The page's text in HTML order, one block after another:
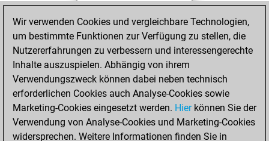
solving
Studies
Mittwoch, März
13, 2024
You created
your Studies account
Studies
Samstag,
Juni 17, 2023
Wir verwenden Cookies und vergleichbare Technologien,
um bestimmte Funktionen zur Verfügung zu stellen, die
Nutzererfahrungen zu verbessern und interessengerechte
Inhalte auszuspielen. Abhängig von ihrem
Verwendungszweck können dabei neben technisch
erforderlichen Cookies auch Analyse-Cookies sowie
Marketing-Cookies eingesetzt werden. Hierkönnen Sie der
Verwendung von Analyse-Cookies und Marketing-Cookies
widersprechen. Weitere Informationen finden Sie in